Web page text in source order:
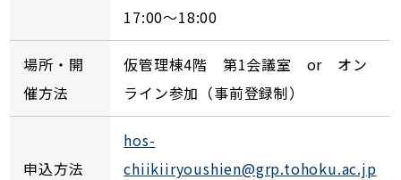
17:00～18:00
場所・開
催方法
仮管理棟4階 第1会議室 or オン
ライン参加（事前登録制）
申込方法
hos-
chiikiiryoushien@grp.tohoku.ac.jp